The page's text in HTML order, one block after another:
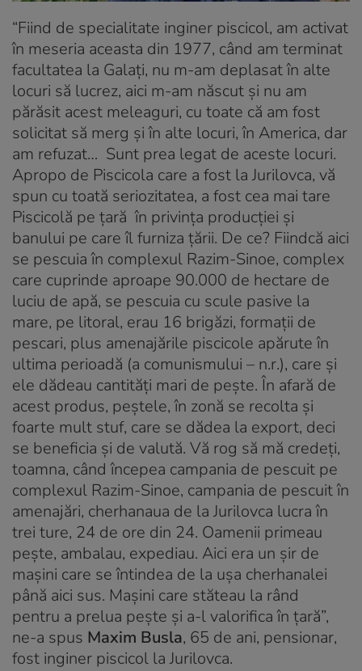
“Fiind de specialitate inginer piscicol, am activat
în meseria aceasta din 1977, când am terminat
facultatea la Galați, nu m-am deplasat în alte
locuri să lucrez, aici m-am născut și nu am
părăsit acest meleaguri, cu toate că am fost
solicitat să merg și în alte locuri, în America, dar
am refuzat… Sunt prea legat de aceste locuri.
Apropo de Piscicola care a fost la Jurilovca, vă
spun cu toată seriozitatea, a fost cea mai tare
Piscicolă pe țară în privința producției și
banului pe care îl furniza țării. De ce? Fiindcă aici
se pescuia în complexul Razim-Sinoe, complex
care cuprinde aproape 90.000 de hectare de
luciu de apă, se pescuia cu scule pasive la
mare, pe litoral, erau 16 brigăzi, formații de
pescari, plus amenajările piscicole apărute în
ultima perioadă (a comunismului – n.r.), care și
ele dădeau cantități mari de pește. În afară de
acest produs, peștele, în zonă se recolta și
foarte mult stuf, care se dădea la export, deci
se beneficia și de valută. Vă rog să mă credeți,
toamna, când începea campania de pescuit pe
complexul Razim-Sinoe, campania de pescuit în
amenajări, cherhanaua de la Jurilovca lucra în
trei ture, 24 de ore din 24. Oamenii primeau
pește, ambalau, expediau. Aici era un șir de
mașini care se întindea de la ușa cherhanalei
până aici sus. Mașini care stăteau la rând
pentru a prelua pește și a-l valorifica în țară”,
ne-a spus Maxim Busla, 65 de ani, pensionar,
fost inginer piscicol la Jurilovca.